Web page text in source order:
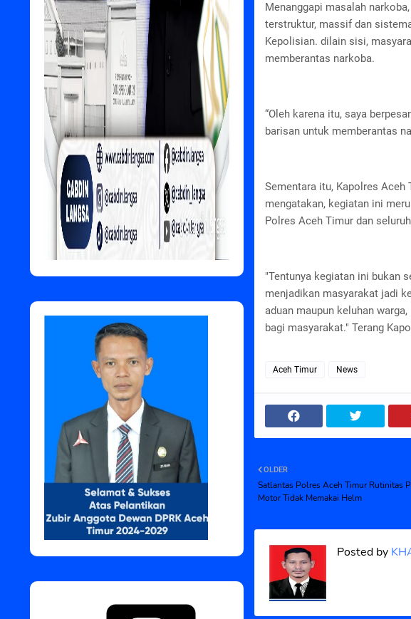
Menanggapi masalah
terstruktur, massif dan
Kepolisian. dilain sisi,
memberantas narkoba.
“Oleh karena itu, saya
barisan untuk memberantas
Sementara itu, Kapolres Aceh
mengatakan, kegiatan ini
Polres Aceh Timur dan
"Tentunya kegiatan ini bukan
menjadikan masyarakat jadi
aduan maupun keluhan
bagi masyarakat." Terang
Aceh Timur News
OLDER
Satlantas Polres Aceh Timur Rutinitas
Motor Tidak Memakai Helm
Posted by